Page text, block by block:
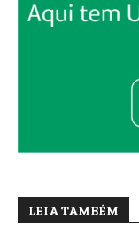
LEIA TAMBÉM